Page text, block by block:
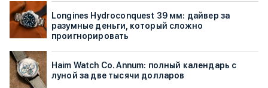
Longines Hydroconquest 39 мм: дайвер за
разумные деньги, который сложно
проигнорировать
Haim Watch Co. Annum: полный календарь с
луной за две тысячи долларов